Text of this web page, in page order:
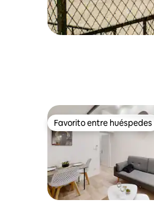
Favorito entre huéspedes
Favorito entre huéspedes